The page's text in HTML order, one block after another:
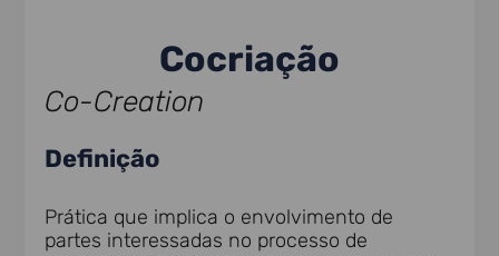
Cocriação
Co-Creation
Definição
Prática que implica o envolvimento de
partes interessadas no processo de